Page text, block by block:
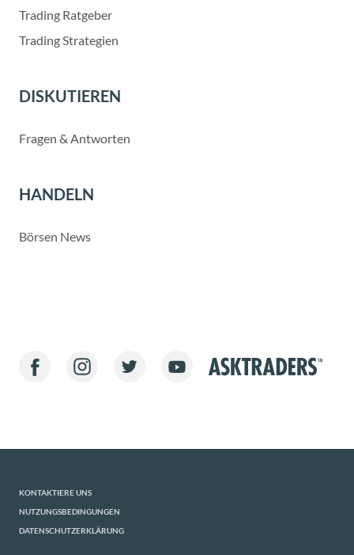
Trading Ratgeber
Trading Strategien
DISKUTIEREN
Fragen & Antworten
HANDELN
Börsen News
KONTAKTIERE UNS
NUTZUNGSBEDINGUNGEN
DATENSCHUTZERKLÄRUNG